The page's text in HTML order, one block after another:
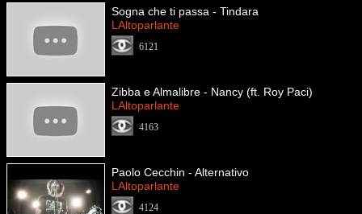
Sogna che ti passa - Tindara
LAltoparlante
6121
Zibba e Almalibre - Nancy (ft. Roy Paci)
LAltoparlante
4163
Paolo Cecchin - Alternativo
LAltoparlante
4124